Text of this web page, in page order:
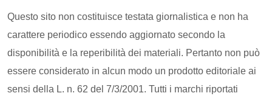
Questo sito non costituisce testata giornalistica e non ha
carattere periodico essendo aggiornato secondo la
disponibilità e la reperibilità dei materiali. Pertanto non può
essere considerato in alcun modo un prodotto editoriale ai
sensi della L. n. 62 del 7/3/2001. Tutti i marchi riportati